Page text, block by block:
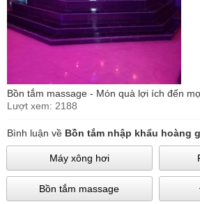
Bồn tắm massage - Món quà lợi ích đến
Lượt xem: 2188
Bình luận về Bồn tắm nhập khẩu hoàng
Máy xông hơi
Bồn tắm massage